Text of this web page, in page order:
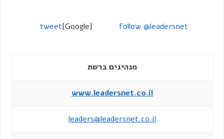
tweet[Google] Follow @leadersnet
מנהיגים ברשת
www.leadersnet.co.il
leaders@leadersnet.co.il